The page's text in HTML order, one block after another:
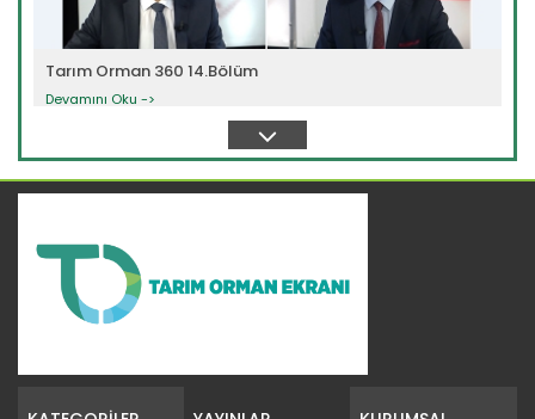
Tarım Orman 360 14.Bölüm
Devamını Oku ->